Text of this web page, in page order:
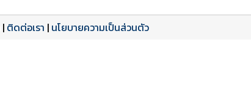
| ติดต่อเรา | นโยบายความเป็นส่วนตัว